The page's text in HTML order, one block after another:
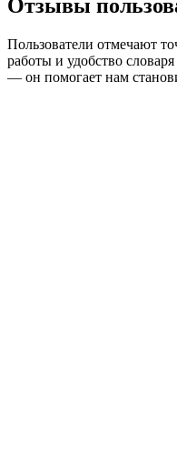
Отзывы
Пользователи отмечают
работы и удобство
— он помогает нам